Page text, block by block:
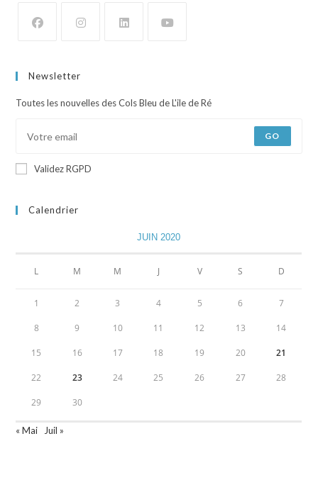
Newsletter
Toutes les nouvelles des Cols Bleu de L'ile de Ré
GO
Validez RGPD
Calendrier
JUIN 2020
L M M J V S D
1 2 3 4 5 6 7
8 9 10 11 12 13 14
15 16 17 18 19 20 21
22 23 24 25 26 27 28
29 30
« Mai Juil »